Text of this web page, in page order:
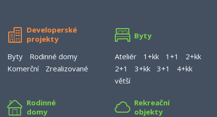
Developerské
projekty
Byty
Rodinné domy
Komerční
Zrealizované
Byty
Ateliér 1+kk 1+1
2+kk
2+1
3+kk 3+1
4+kk
větší
Rodinné
domy
Rekreační
objekty